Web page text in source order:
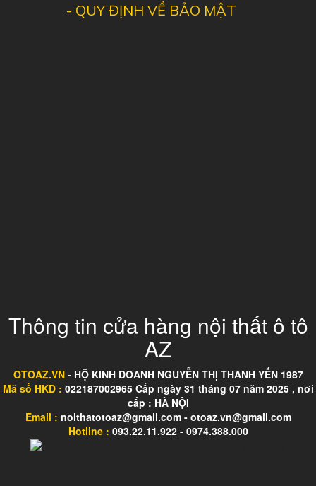
- QUY ĐỊNH VỀ BẢO MẬT
Thông tin cửa hàng nội thất ô tô
AZ
OTOAZ.VN- HỘ KINH DOANH NGUYỄN THỊ THANH YẾN 1987
Mã số HKD : 022187002965 Cấp ngày 31 tháng 07 năm 2025 , nơi
cấp : HÀ NỘI
Email : noithatotoaz@gmail.com - otoaz.vn@gmail.com
Hotline : 093.22.11.922 - 0974.388.000